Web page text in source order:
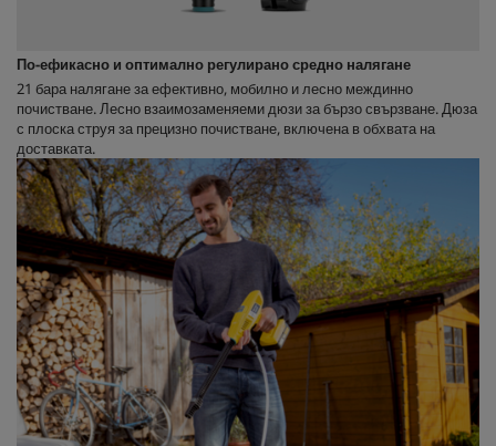
По-ефикасно и оптимално регулирано средно налягане
21 бара налягане за ефективно, мобилно и лесно междинно
почистване. Лесно взаимозаменяеми дюзи за бързо свързване. Дюза
с плоска струя за прецизно почистване, включена в обхвата на
доставката.